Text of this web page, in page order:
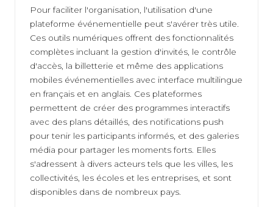
Pour faciliter l'organisation, l'utilisation d'une
plateforme événementielle peut s'avérer très utile.
Ces outils numériques offrent des fonctionnalités
complètes incluant la gestion d'invités, le contrôle
d'accès, la billetterie et même des applications
mobiles événementielles avec interface multilingue
en français et en anglais. Ces plateformes
permettent de créer des programmes interactifs
avec des plans détaillés, des notifications push
pour tenir les participants informés, et des galeries
média pour partager les moments forts. Elles
s'adressent à divers acteurs tels que les villes, les
collectivités, les écoles et les entreprises, et sont
disponibles dans de nombreux pays.